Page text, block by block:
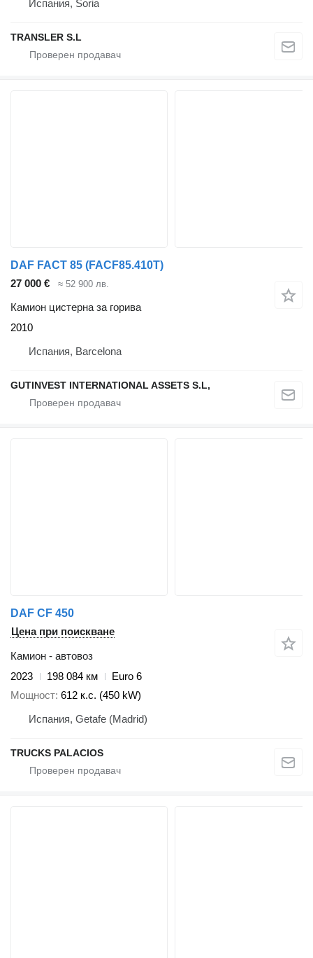
Испания, Soria
TRANSLER S.L
DAF FACT 85 (FACF85.410T)
27 000 €
≈ 52 900 лв.
Камион цистерна за горива
2010
Испания, Barcelona
GUTINVEST INTERNATIONAL ASSETS S.L,
DAF CF 450
Цена при поискване
Камион - автовоз
2023
198 084 км
Euro 6
Мощност 612 к.с. (450 kW)
Испания, Getafe (Madrid)
TRUCKS PALACIOS